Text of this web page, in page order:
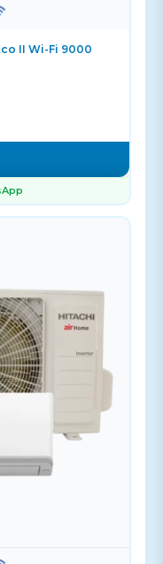
II Wi-Fi 9000